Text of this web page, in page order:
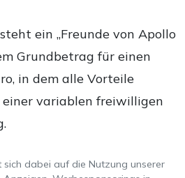
ein „Freunde von Apollo
Grundbetrag für einen
in dem alle Vorteile
variablen freiwilligen
dabei auf die Nutzung unserer